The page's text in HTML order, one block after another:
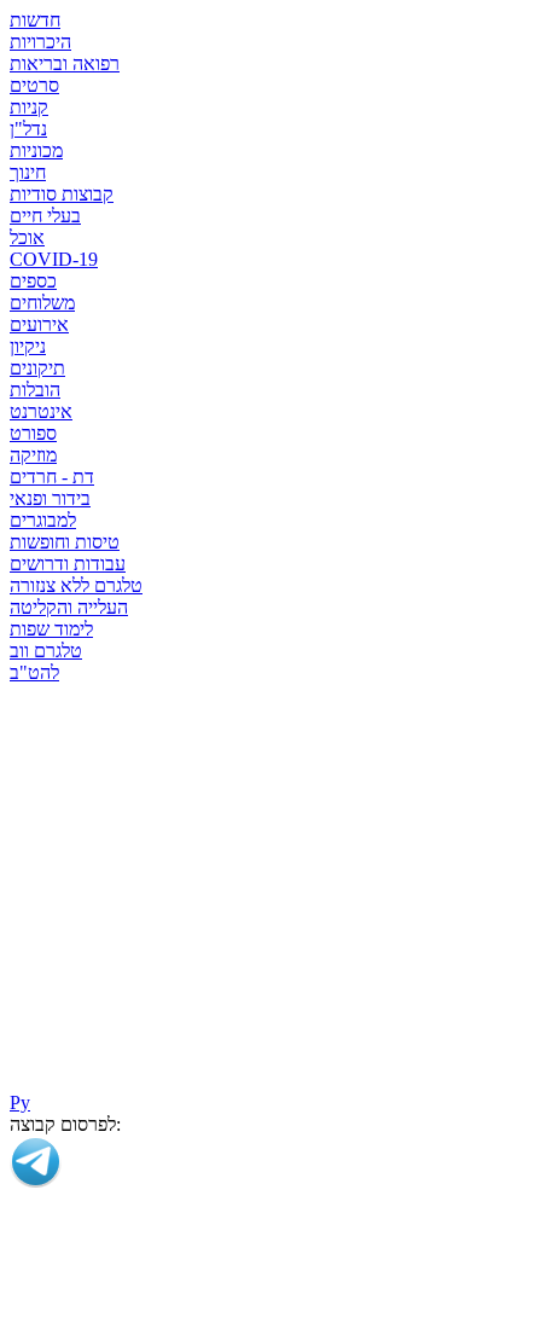
חדשות
היכרויות
רפואה ובריאות
סרטים
קניות
נדל"ן
מכוניות
חינוך
קבוצות סודיות
בעלי חיים
אוכל
COVID-19
כספים
משלוחים
אירועים
ניקיון
תיקונים
הובלות
אינטרנט
ספורט
מוזיקה
דת - חרדים
בידור ופנאי
למבוגרים
טיסות וחופשות
עבודות ודרושים
טלגרם ללא צנזורה
העלייה והקליטה
לימוד שפות
טלגרם ווב
להט"ב
Ру
לפרסום קבוצה: